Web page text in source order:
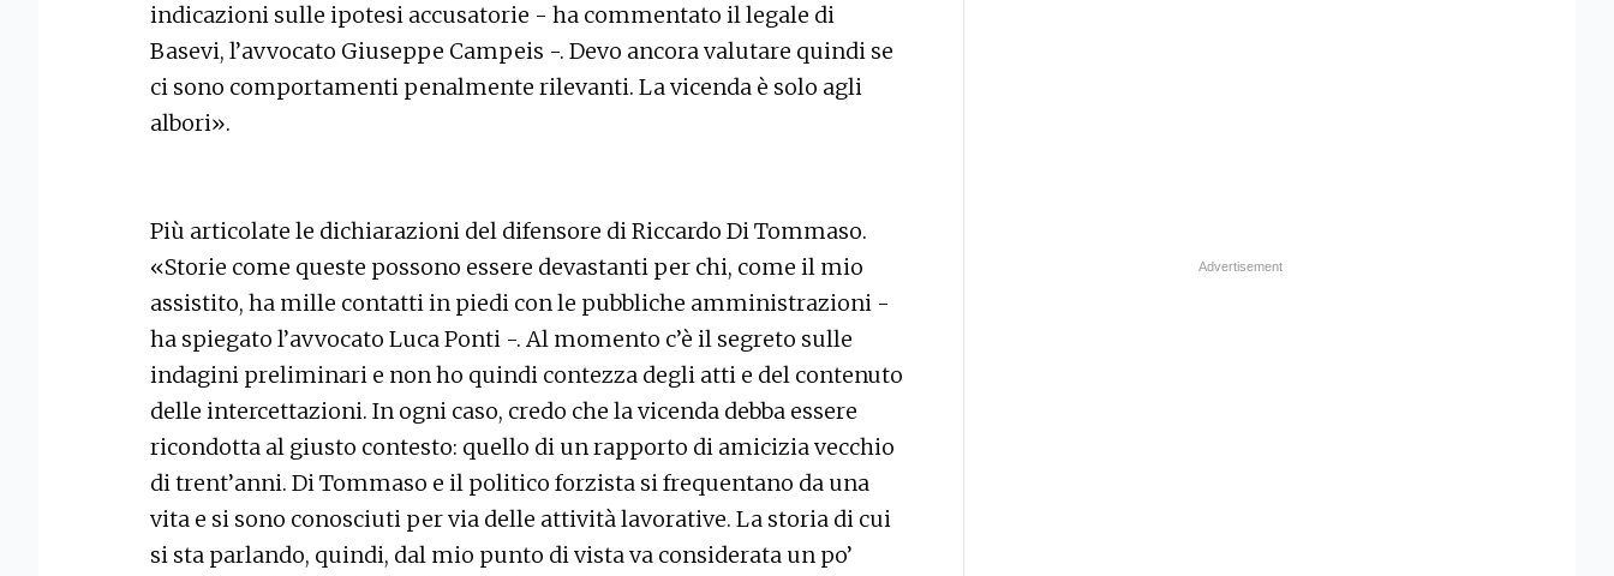
indicazioni sulle ipotesi accusatorie - ha commentato il legale di
Basevi, l’avvocato Giuseppe Campeis -. Devo ancora valutare quindi se
ci sono comportamenti penalmente rilevanti. La vicenda è solo agli
albori».
Più articolate le dichiarazioni del difensore di Riccardo Di Tommaso.
«Storie come queste possono essere devastanti per chi, come il mio
assistito, ha mille contatti in piedi con le pubbliche amministrazioni -
ha spiegato l’avvocato Luca Ponti -. Al momento c’è il segreto sulle
indagini preliminari e non ho quindi contezza degli atti e del contenuto
delle intercettazioni. In ogni caso, credo che la vicenda debba essere
ricondotta al giusto contesto: quello di un rapporto di amicizia vecchio
di trent’anni. Di Tommaso e il politico forzista si frequentano da una
vita e si sono conosciuti per via delle attività lavorative. La storia di cui
si sta parlando, quindi, dal mio punto di vista va considerata un po’